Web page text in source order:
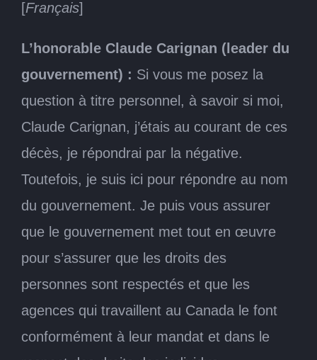
[Français]
L’honorable Claude Carignan (leader du
gouvernement) : Si vous me posez la
question à titre personnel, à savoir si moi,
Claude Carignan, j’étais au courant de ces
décès, je répondrai par la négative.
Toutefois, je suis ici pour répondre au nom
du gouvernement. Je puis vous assurer
que le gouvernement met tout en œuvre
pour s’assurer que les droits des
personnes sont respectés et que les
agences qui travaillent au Canada le font
conformément à leur mandat et dans le